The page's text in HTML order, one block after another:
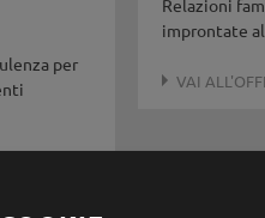
per
Relazioni
improntate
VAI